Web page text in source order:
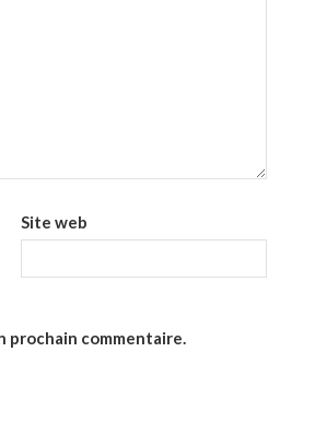
Site web
prochain commentaire.